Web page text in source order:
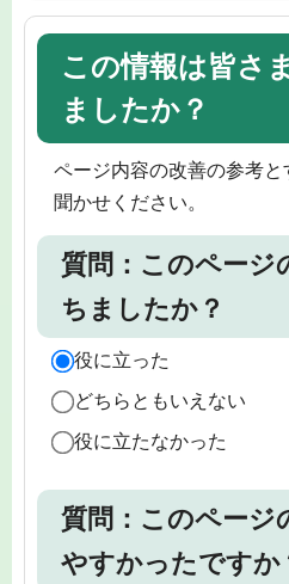
この情報は皆さ
ましたか？
ページ内容の改善の参考
聞かせください。
質問：このページ
ちましたか？
役に立った
どちらともいえない
役に立たなかった
質問：このページ
やすかったですか